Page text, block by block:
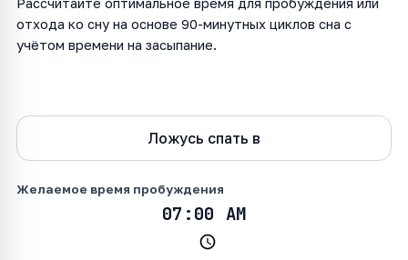
Рассчитайте оптимальное время для пробуждения или
отхода ко сну на основе 90-минутных циклов сна с
учётом времени на засыпание.
Ложусь спать в
Желаемое время пробуждения